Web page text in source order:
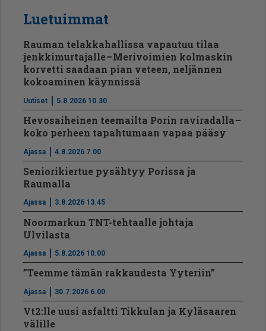
Luetuimmat
Rauman telakkahallissa vapautuu tilaa
jenkkimurtajalle – Merivoimien kolmaskin
korvetti saadaan pian veteen, neljännen
kokoaminen käynnissä
Uutiset 5.8.2026 10.30
Hevosaiheinen teemailta Porin raviradalla –
koko perheen tapahtumaan vapaa pääsy
Ajassa 4.8.2026 7.00
Seniorikiertue pysähtyy Porissa ja
Raumalla
Ajassa 3.8.2026 13.45
Noormarkun TNT-tehtaalle johtaja
Ulvilasta
Ajassa 5.8.2026 10.00
”Teemme tämän rakkaudesta Yyteriin”
Ajassa 30.7.2026 6.00
Vt2:lle uusi asfaltti Tikkulan ja Kyläsaaren
välille